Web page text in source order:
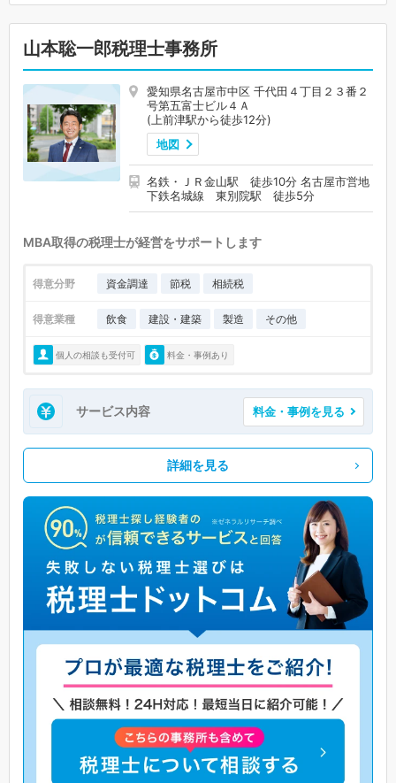
山本聡一郎税理士事務所
愛知県名古屋市中区 千代田４丁目２３番２
号第五富士ビル４Ａ
(上前津駅から徒歩12分)
地図
名鉄・ＪＲ金山駅 徒歩10分 名古屋市営地
下鉄名城線 東別院駅 徒歩5分
MBA取得の税理士が経営をサポートします
得意分野 資金調達 節税 相続税
得意業種 飲食 建設・建築 製造 その他
個人の相談も受付可 料金・事例あり
サービス内容 料金・事例を見る
詳細を見る